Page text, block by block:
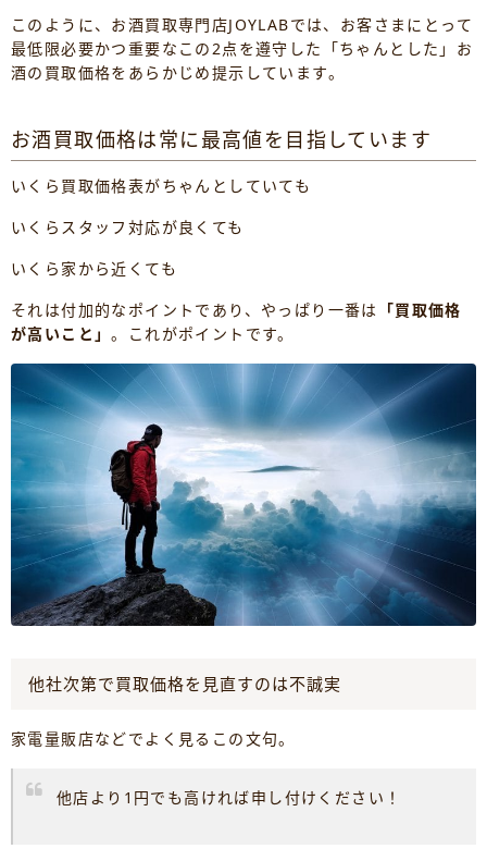
このように、お酒買取専門店JOYLABでは、お客さまにとって
最低限必要かつ重要なこの2点を遵守した「ちゃんとした」お
酒の買取価格をあらかじめ提示しています。
お酒買取価格は常に最高値を目指しています
いくら買取価格表がちゃんとしていても
いくらスタッフ対応が良くても
いくら家から近くても
それは付加的なポイントであり、やっぱり一番は 「買取価格
が高いこと」。これがポイントです。
他社次第で買取価格を見直すのは不誠実
家電量販店などでよく見るこの文句。
他店より1円でも高ければ申し付けください！